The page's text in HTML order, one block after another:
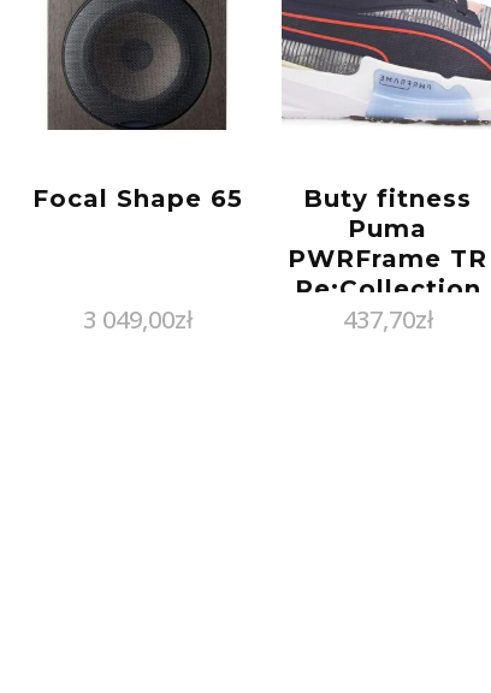
Focal Shape 65
3 049,00zł
Buty fitness
Puma
PWRFrame TR
Re:Collection
437,70zł